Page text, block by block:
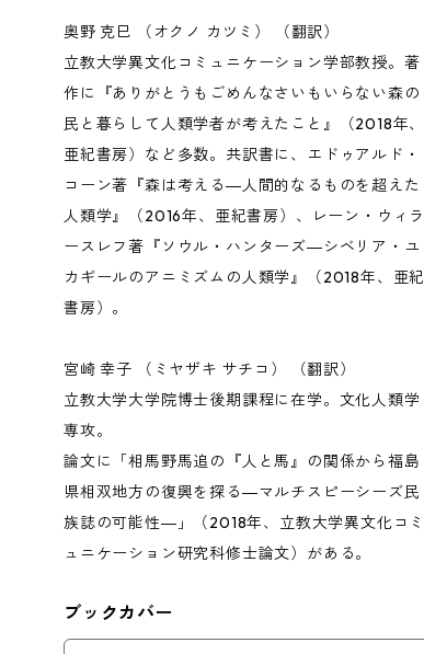
奥野 克巳 （オクノ カツミ） （翻訳）
立教大学異文化コミュニケーション学部教授。著
作に『ありがとうもごめんなさいもいらない森の
民と暮らして人類学者が考えたこと』（2018年、
亜紀書房）など多数。共訳書に、エドゥアルド・
コーン著『森は考える―人間的なるものを超えた
人類学』（2016年、亜紀書房）、レーン・ウィラ
ースレフ著『ソウル・ハンターズ―シベリア・ユ
カギールのアニミズムの人類学』（2018年、亜紀
書房）。
宮崎 幸子 （ミヤザキ サチコ） （翻訳）
立教大学大学院博士後期課程に在学。文化人類学
専攻。
論文に「相馬野馬追の『人と馬』の関係から福島
県相双地方の復興を探る―マルチスピーシーズ民
族誌の可能性―」（2018年、立教大学異文化コミ
ュニケーション研究科修士論文）がある。
ブックカバー